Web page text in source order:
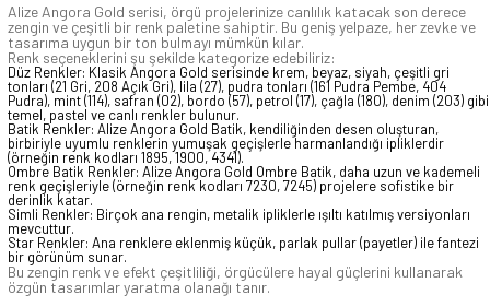
Alize Angora Gold serisi, örgü projelerinize canlılık katacak son derece
zengin ve çeşitli bir renk paletine sahiptir. Bu geniş yelpaze, her zevke ve
tasarıma uygun bir ton bulmayı mümkün kılar.
Renk seçeneklerini şu şekilde kategorize edebiliriz:
Düz Renkler: Klasik Angora Gold serisinde krem, beyaz, siyah, çeşitli gri
tonları (21 Gri, 208 Açık Gri), lila (27), pudra tonları (161 Pudra Pembe, 404
Pudra), mint (114), safran (02), bordo (57), petrol (17), çağla (180), denim (203) gibi
temel, pastel ve canlı renkler bulunur.
Batik Renkler: Alize Angora Gold Batik, kendiliğinden desen oluşturan,
birbiriyle uyumlu renklerin yumuşak geçişlerle harmanlandığı ipliklerdir
(örneğin renk kodları 1895, 1900, 4341).
Ombre Batik Renkler: Alize Angora Gold Ombre Batik, daha uzun ve kademeli
renk geçişleriyle (örneğin renk kodları 7230, 7245) projelere sofistike bir
derinlik katar.
Simli Renkler: Birçok ana rengin, metalik ipliklerle ışıltı katılmış versiyonları
mevcuttur.
Star Renkler: Ana renklere eklenmiş küçük, parlak pullar (payetler) ile fantezi
bir görünüm sunar.
Bu zengin renk ve efekt çeşitliliği, örgücülere hayal güçlerini kullanarak
özgün tasarımlar yaratma olanağı tanır.